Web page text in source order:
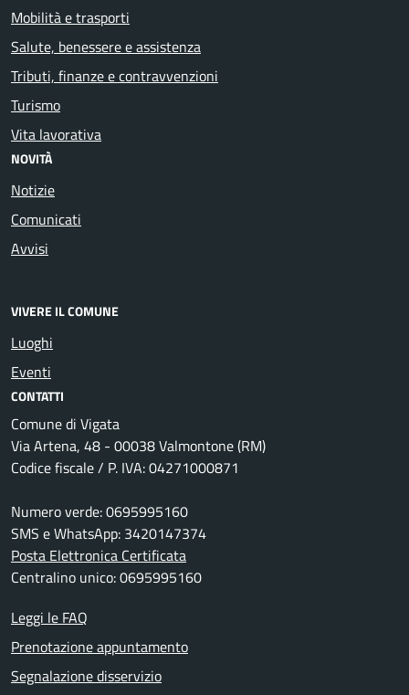
Mobilità e trasporti
Salute, benessere e assistenza
Tributi, finanze e contravvenzioni
Turismo
Vita lavorativa
NOVITÀ
Notizie
Comunicati
Avvisi
VIVERE IL COMUNE
Luoghi
Eventi
CONTATTI
Comune di Vigata
Via Artena, 48 - 00038 Valmontone (RM)
Codice fiscale / P. IVA: 04271000871
Numero verde: 0695995160
SMS e WhatsApp: 3420147374
Posta Elettronica Certificata
Centralino unico: 0695995160
Leggi le FAQ
Prenotazione appuntamento
Segnalazione disservizio